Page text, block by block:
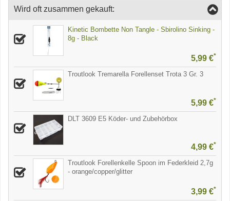
Wird oft zusammen gekauft:
Kinetic Bombette Non Tangle - Sbirolino Sinking -
8g - Black
5,99 €*
Troutlook Tremarella Forellenset Trota 3 Gr. 3
5,99 €*
DLT 3609 E5 Köder- und Zubehörbox
4,99 €*
Troutlook Forellenkelle Spoon im Federkleid 2,7g
- orange/copper/glitter
3,99 €*